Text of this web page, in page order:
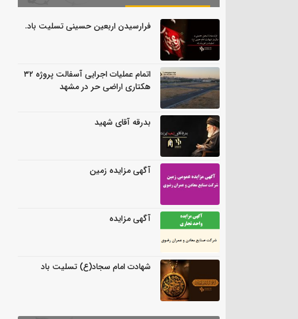
فرارسیدن اربعین حسینی تسلیت باد.
اتمام عملیات اجرایی آسفالت پروژه ۳۲
هکتاری اراضی حر در مشهد
بدرقه آقای شهید
آگهی مزایده زمین
آگهی مزایده
شهادت امام سجاد(ع) تسلیت باد